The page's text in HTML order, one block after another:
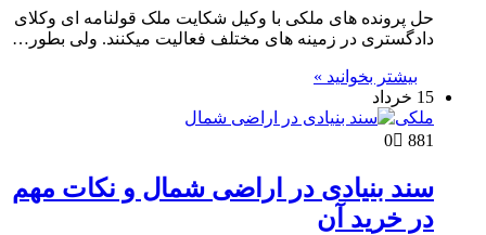
حل پرونده های ملکی با وکیل شکایت ملک قولنامه ای وکلای
دادگستری در زمینه های مختلف فعالیت میکنند. ولی بطور…
بیشتر بخوانید »
15 خرداد
ملکی
0
881
سند بنیادی در اراضی شمال و نکات مهم
در خرید آن